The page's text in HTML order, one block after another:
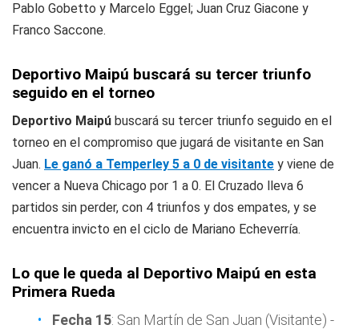
Pablo Gobetto y Marcelo Eggel; Juan Cruz Giacone y
Franco Saccone.
Deportivo Maipú buscará su tercer triunfo
seguido en el torneo
Deportivo Maipú buscará su tercer triunfo seguido en el
torneo en el compromiso que jugará de visitante en San
Juan. Le ganó a Temperley 5 a 0 de visitante y viene de
vencer a Nueva Chicago por 1 a 0. El Cruzado lleva 6
partidos sin perder, con 4 triunfos y dos empates, y se
encuentra invicto en el ciclo de Mariano Echeverría.
Lo que le queda al Deportivo Maipú en esta
Primera Rueda
Fecha 15: San Martín de San Juan (Visitante) -